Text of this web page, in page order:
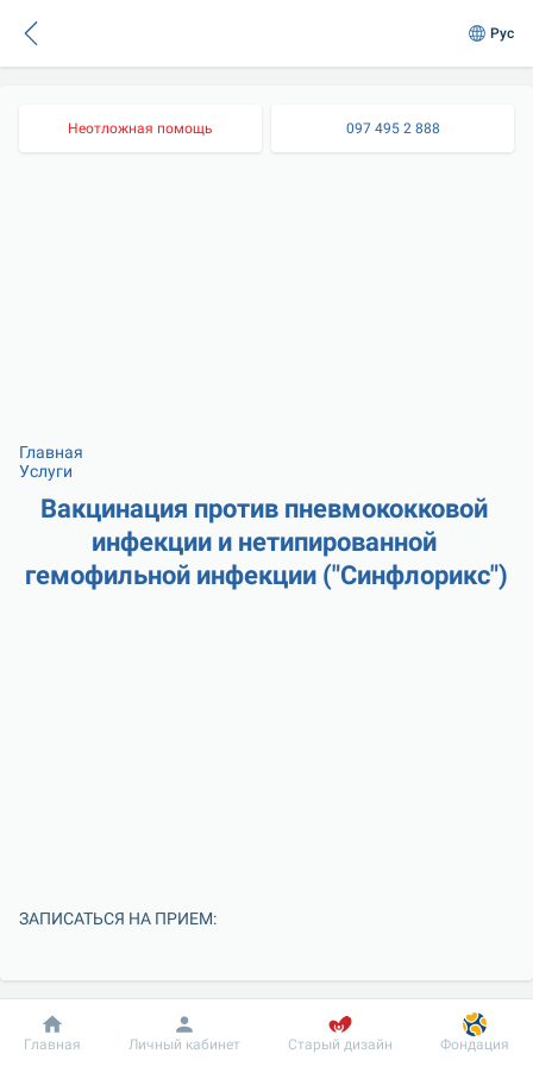
Рус
Неотложная помощь 097 495 2 888
Главная
Услуги
Вакцинация против пневмококковой
инфекции и нетипированной
гемофильной инфекции ("Синфлорикс")
ЗАПИСАТЬСЯ НА ПРИЕМ:
Добробут Информация Пациенту
Главная Личный кабинет Старый дизайн Фондация